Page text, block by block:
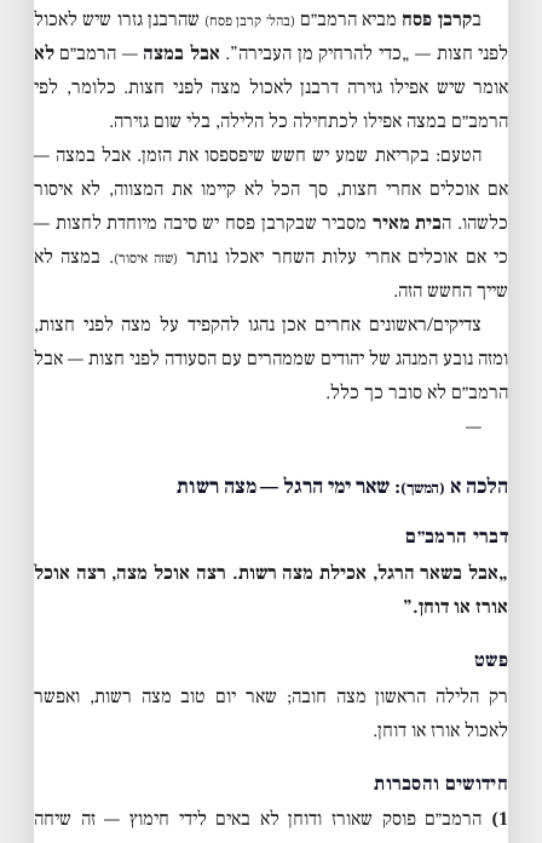
בקרבן פסח מביא הרמב״ם (בהל׳ קרבן פסח) שהרבנן גזרו שיש לאכול
לפני חצות — „כדי להרחיק מן העבירה”. אבל במצה — הרמב״ם לא
אומר שיש אפילו גזירה דרבנן לאכול מצה לפני חצות. כלומר, לפי
הרמב״ם במצה אפילו לכתחילה כל הלילה, בלי שום גזירה.
הטעם: בקריאת שמע יש חשש שיפספסו את הזמן. אבל במצה —
אם אוכלים אחרי חצות, סך הכל לא קיימו את המצווה, לא איסור
כלשהו. הבית מאיר מסביר שבקרבן פסח יש סיבה מיוחדת לחצות —
כי אם אוכלים אחרי עלות השחר יאכלו נותר (שזה איסור). במצה לא
שייך החשש הזה.
צדיקים/ראשונים אחרים אכן נהגו להקפיד על מצה לפני חצות,
ומזה נובע המנהג של יהודים שממהרים עם הסעודה לפני חצות — אבל
הרמב״ם לא סובר כך כלל.
—
הלכה א (המשך): שאר ימי הרגל — מצה רשות
דברי הרמב״ם
„אבל בשאר הרגל, אכילת מצה רשות. רצה אוכל מצה, רצה אוכל
אורז או דוחן.”
פשט
רק הלילה הראשון מצה חובה; שאר יום טוב מצה רשות, ואפשר
לאכול אורז או דוחן.
חידושים והסברות
1)
הרמב״ם פוסק שאורז ודוחן לא באים לידי חימוץ — זה שיחה